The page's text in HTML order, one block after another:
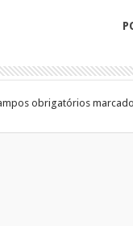
obrigatórios